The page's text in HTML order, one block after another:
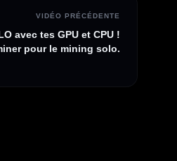
VIDÉO PRÉCÉDENTE
avec tes GPU et CPU !
pour le mining solo.